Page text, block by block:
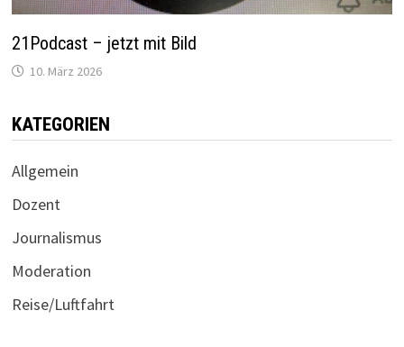
21Podcast – jetzt mit Bild
10. März 2026
KATEGORIEN
Allgemein
Dozent
Journalismus
Moderation
Reise/Luftfahrt